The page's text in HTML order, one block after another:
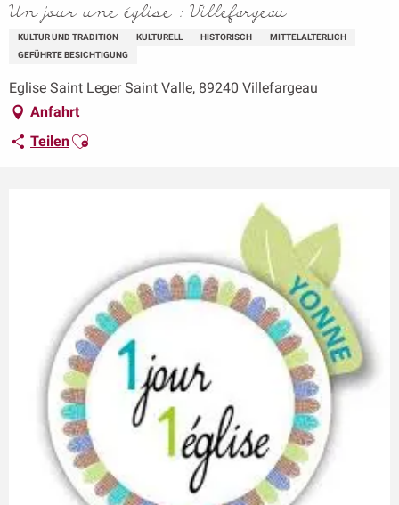
Un jour une église : Villefargeau
KULTUR UND TRADITION KULTURELL HISTORISCH
MITTELALTERLICH
GEFÜHRTE BESICHTIGUNG
Eglise Saint Leger Saint Valle, 89240 Villefargeau
Anfahrt
TeilenAjouter aux favoris